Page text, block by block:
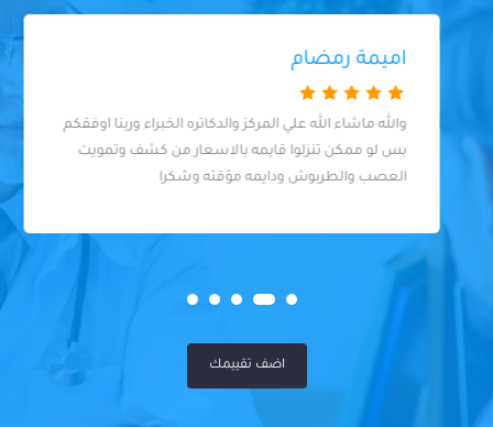
اميمة رمضام
والله ماشاء الله علي المركز والدكاتره الخبراء وربنا اوفقكم
بس لو ممكن تنزلوا قايمه بالاسعار من كشف وتمويت
العصب والطربوش ودايمه مؤقته وشكرا
اضف تقييمك